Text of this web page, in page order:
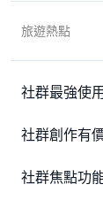
旅遊熱點
社群最強使
社群創作有
社群焦點功